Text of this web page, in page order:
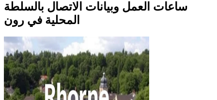
ساعات العمل وبيانات الاتصال بالسلطة
المحلية في رون